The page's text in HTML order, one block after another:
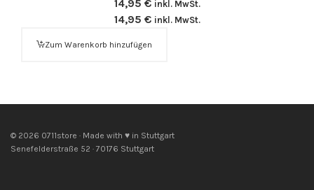
14,95 € inkl. MwSt.
14,95 € inkl. MwSt.
Zum Warenkorb hinzufügen
© 2026 0711store · Made with ♥ in Stuttgart
Senefelderstraße 52 · 70176 Stuttgart